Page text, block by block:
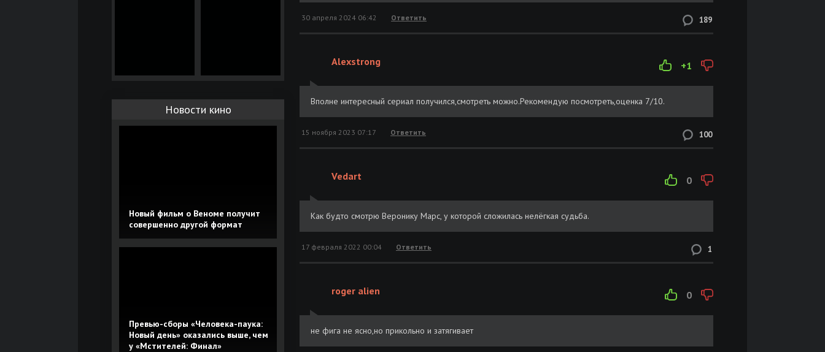
Новости кино
Новый фильм о Веноме получит
совершенно другой формат
Превью-сборы «Человека-паука:
Новый день» оказались выше, чем
у «Мстителей: Финал»
189
30 апреля 2024 06:42 Ответить
+1
Alexstrong
Вполне интересный сериал получился,смотреть можно.Рекомендую посмотреть,оценка 7/10.
100
15 ноября 2023 07:17 Ответить
0
Vedart
Как будто смотрю Веронику Марс, у которой сложилась нелёгкая судьба.
1
17 февраля 2022 00:04 Ответить
0
roger alien
не фига не ясно,но прикольно и затягивает